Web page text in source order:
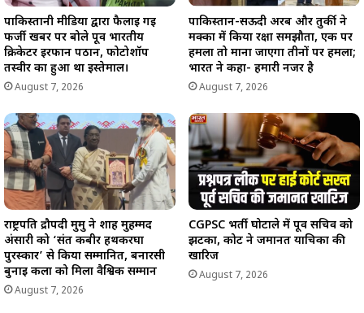
पाकिस्तानी मीडिया द्वारा फैलाई गई
फर्जी खबर पर बोले पूर्व भारतीय
क्रिकेटर इरफान पठान, फोटोशॉप
तस्वीर का हुआ था इस्तेमाल।
August 7, 2026
पाकिस्तान-सऊदी अरब और तुर्की ने
मक्का में किया रक्षा समझौता, एक पर
हमला तो माना जाएगा तीनों पर हमला;
भारत ने कहा- हमारी नजर है
August 7, 2026
राष्ट्रपति द्रौपदी मुर्मु ने शाह मुहम्मद
अंसारी को ‘संत कबीर हथकरघा
पुरस्कार’ से किया सम्मानित, बनारसी
बुनाई कला को मिला वैश्विक सम्मान
August 7, 2026
CGPSC भर्ती घोटाले में पूर्व सचिव को
झटका, कोर्ट ने जमानत याचिका की
खारिज
August 7, 2026